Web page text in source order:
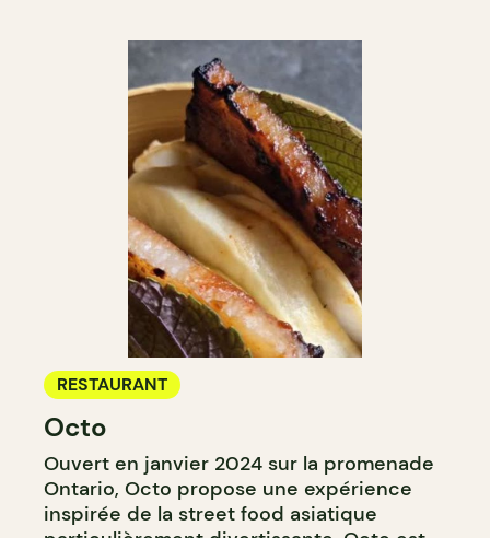
RESTAURANT
Octo
Ouvert en janvier 2024 sur la promenade
Ontario, Octo propose une expérience
inspirée de la street food asiatique